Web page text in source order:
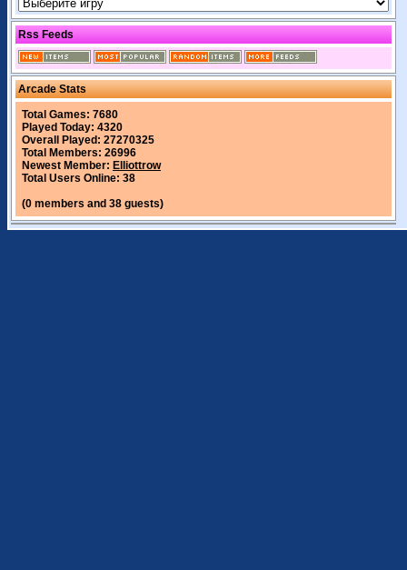
Rss Feeds
Arcade Stats
Total Games: 7680
Played Today: 4320
Overall Played: 27270325
Total Members: 26996
Newest Member: Elliottrow
Total Users Online: 38
(0 members and 38 guests)